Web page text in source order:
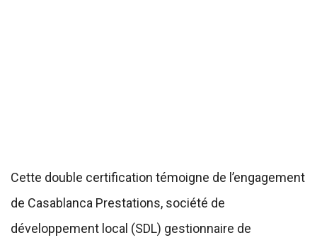
Cette double certification témoigne de l’engagement
de Casablanca Prestations, société de
développement local (SDL) gestionnaire de